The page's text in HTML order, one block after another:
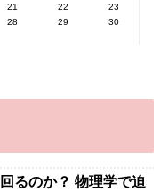
21 22
23
28 29
30
るのか？ 物理学で迫